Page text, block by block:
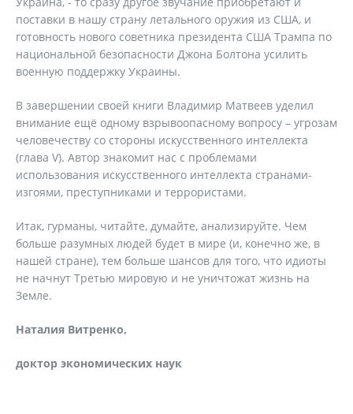
поставки в нашу страну летального оружия из США, и
готовность нового советника президента США Трампа по
национальной безопасности Джона Болтона усилить
военную поддержку Украины.
В завершении своей книги Владимир Матвеев уделил
внимание ещё одному взрывоопасному вопросу – угрозам
человечеству со стороны искусственного интеллекта
(глава V). Автор знакомит нас с проблемами
использования искусственного интеллекта странами-
изгоями, преступниками и террористами.
Итак, гурманы, читайте, думайте, анализируйте. Чем
больше разумных людей будет в мире (и, конечно же, в
нашей стране), тем больше шансов для того, что идиоты
не начнут Третью мировую и не уничтожат жизнь на
Земле.
Наталия Витренко,
доктор экономических наук